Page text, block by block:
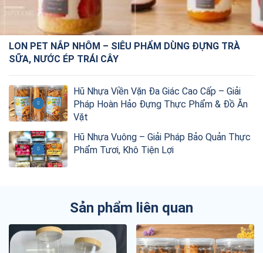
LON PET NẮP NHÔM – SIÊU PHẨM DÙNG ĐỰNG TRÀ
SỮA, NƯỚC ÉP TRÁI CÂY
Hũ Nhựa Viền Vặn Đa Giác Cao Cấp – Giải
Pháp Hoàn Hảo Đựng Thực Phẩm & Đồ Ăn
Vặt
Hũ Nhựa Vuông – Giải Pháp Bảo Quản Thực
Phẩm Tươi, Khô Tiện Lợi
Sản phẩm liên quan